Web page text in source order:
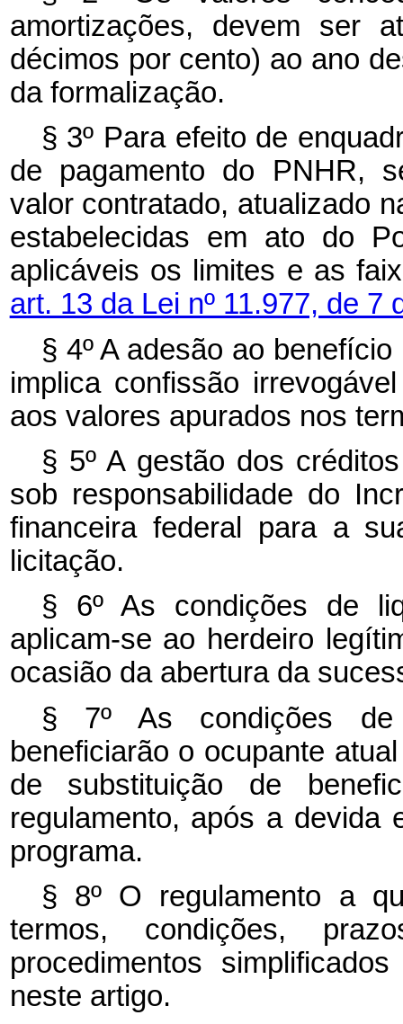
amortizações, devem ser
décimos por cento) ao ano
da formalização.
§ 3º Para efeito de
de pagamento do PNHR,
valor contratado, atualizado
estabelecidas em ato do
aplicáveis os limites e as
art. 13 da Lei nº 11.977, de 7
§ 4º A adesão ao
implica confissão
aos valores apurados nos
§ 5º A gestão dos
sob responsabilidade do
financeira federal para a
licitação.
§ 6º As condições de
aplicam-se ao herdeiro
ocasião da abertura da
§ 7º As condições
beneficiarão o ocupante
de substituição de
regulamento, após a devida
programa.
§ 8º O regulamento a
termos, condições,
procedimentos
neste artigo.